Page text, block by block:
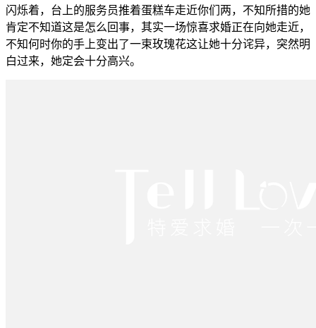
闪烁着，台上的服务员推着蛋糕车走近你们两，不知所措的她
肯定不知道这是怎么回事，其实一场惊喜求婚正在向她走近，
不知何时你的手上变出了一束玫瑰花这让她十分诧异，突然明
白过来，她定会十分高兴。